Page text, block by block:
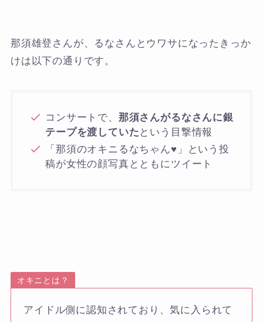
那須雄登さんが、るなさんとウワサになったきっか
けは以下の通りです。
コンサートで、 那須さんがるなさんに銀
テープを渡していた という目撃情報
「那須のオキニるなちゃん♥」という投
稿が女性の顔写真とともにツイート
オキニとは？
アイドル側に認知されており、気に入られて